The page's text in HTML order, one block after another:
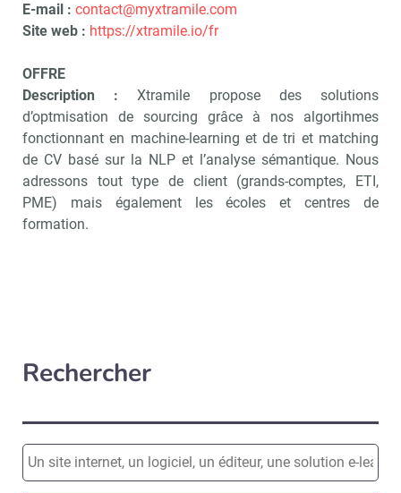
E-mail : contact@myxtramile.com
Site web : https://xtramile.io/fr
OFFRE
Description : Xtramile propose des solutions
d’optmisation de sourcing grâce à nos algortihmes
fonctionnant en machine-learning et de tri et matching
de CV basé sur la NLP et l’analyse sémantique. Nous
adressons tout type de client (grands-comptes, ETI,
PME) mais également les écoles et centres de
formation.
Rechercher